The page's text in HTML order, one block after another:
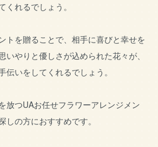
れるでしょう。
トを贈ることで、相手に喜びと幸せを
いやりと優しさが込められた花々が、
いをしてくれるでしょう。
放つUAお任せフラワーアレンジメン
しの方におすすめです。